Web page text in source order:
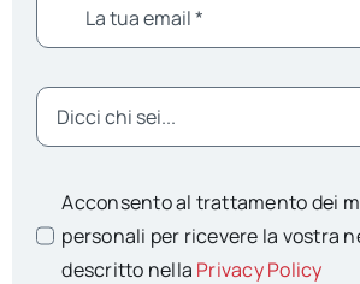
Acconsento al trattamento dei
personali per ricevere la vostra
descritto nella Privacy Policy